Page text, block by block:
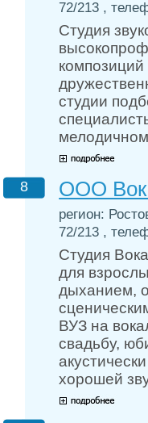
72/213 ,
Студия
студии
8 ООО
регион:
72/213 ,
Студия
для
дыханием,
ВУЗ на
свадьбу,
хорошей